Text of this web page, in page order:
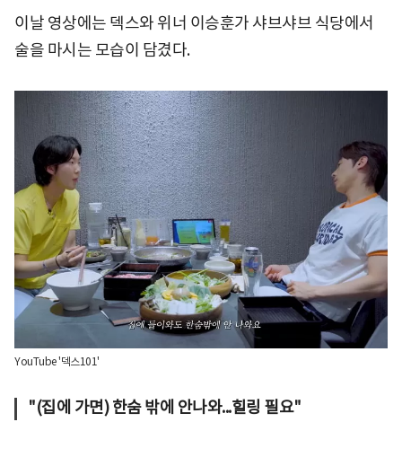
이날 영상에는 덱스와 위너 이승훈가 샤브샤브 식당에서
술을 마시는 모습이 담겼다.
YouTube '덱스101'
"(집에 가면) 한숨 밖에 안나와...힐링 필요"